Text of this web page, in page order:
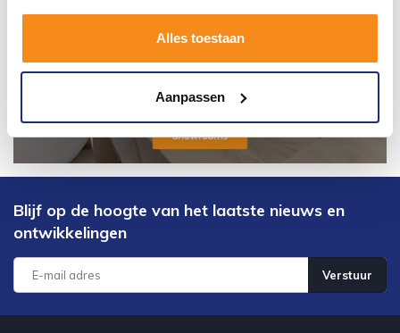
Alles toestaan
Aanpassen
Blijf op de hoogte van het laatste nieuws en
ontwikkelingen
Verstuur